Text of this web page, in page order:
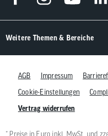
Weitere Themen & Bereiche
AGB Impressum
Cookie-Einstellungen
Vertrag widerrufen
* Preise in Euro inkl. MwSt. und